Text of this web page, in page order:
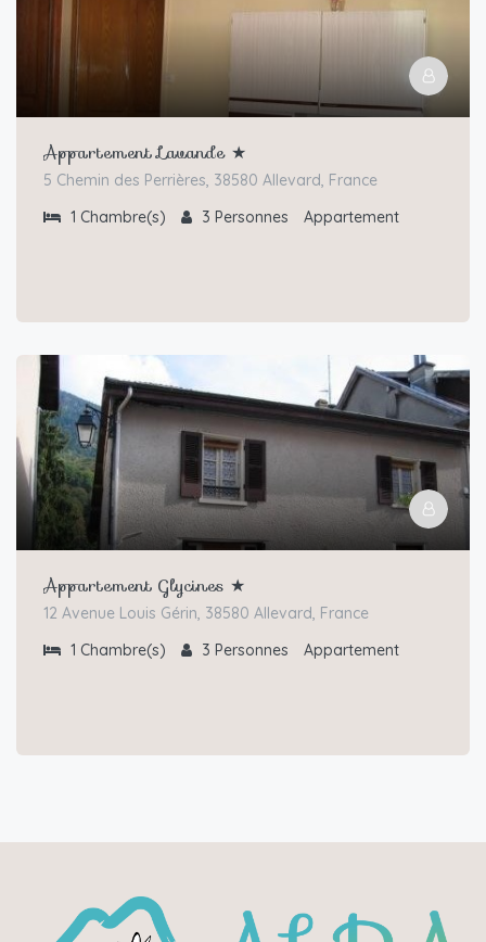
Appartement Lavande ★
5 Chemin des Perrières, 38580 Allevard, France
1 Chambre(s) 3 Personnes Appartement
Appartement Glycines ★
12 Avenue Louis Gérin, 38580 Allevard, France
1 Chambre(s) 3 Personnes Appartement